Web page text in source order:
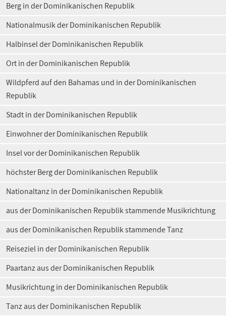
Berg in der Dominikanischen Republik
Nationalmusik der Dominikanischen Republik
Halbinsel der Dominikanischen Republik
Ort in der Dominikanischen Republik
Wildpferd auf den Bahamas und in der Dominikanischen
Republik
Stadt in der Dominikanischen Republik
Einwohner der Dominikanischen Republik
Insel vor der Dominikanischen Republik
höchster Berg der Dominikanischen Republik
Nationaltanz in der Dominikanischen Republik
aus der Dominikanischen Republik stammende Musikrichtung
aus der Dominikanischen Republik stammende Tanz
Reiseziel in der Dominikanischen Republik
Paartanz aus der Dominikanischen Republik
Musikrichtung in der Dominikanischen Republik
Tanz aus der Dominikanischen Republik